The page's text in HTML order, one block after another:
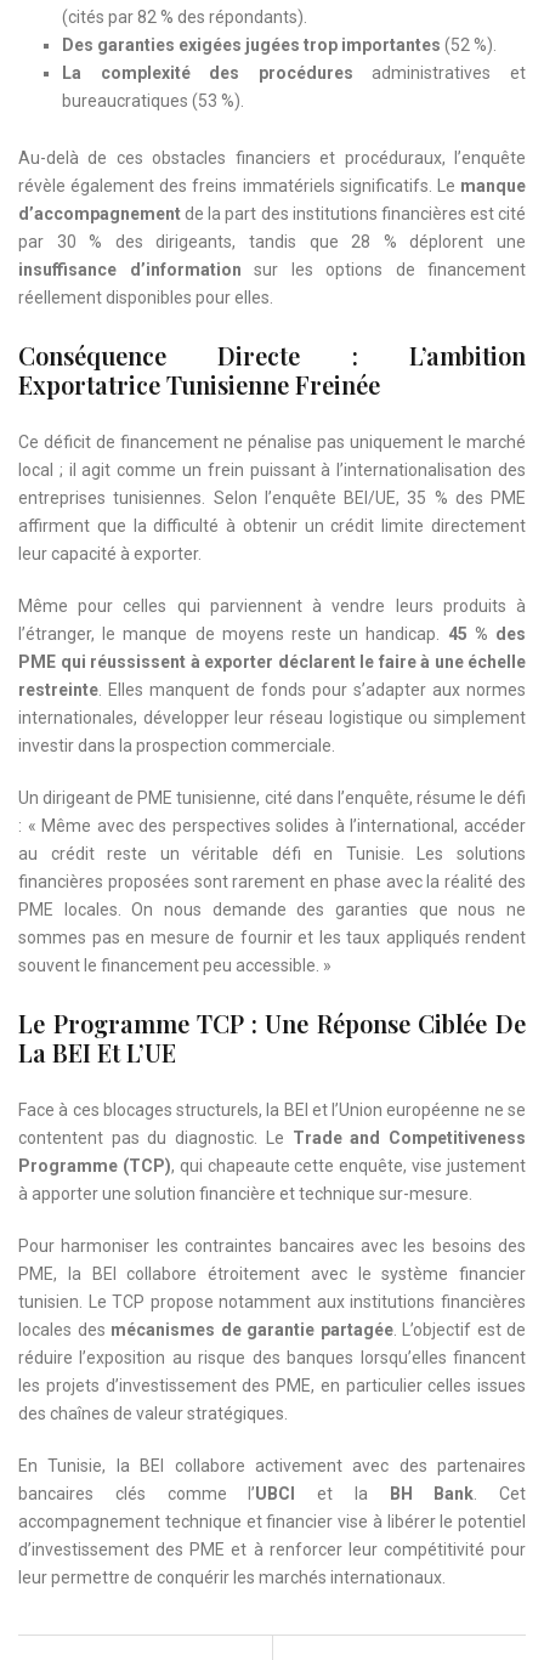
(cités par 82 % des répondants).
Des garanties exigées jugées trop importantes (52 %).
La complexité des procédures administratives et
bureaucratiques (53 %).
Au-delà de ces obstacles financiers et procéduraux, l’enquête
révèle également des freins immatériels significatifs. Le manque
d’accompagnement de la part des institutions financières est cité
par 30 % des dirigeants, tandis que 28 % déplorent une
insuffisance d’information sur les options de financement
réellement disponibles pour elles.
Conséquence Directe : L’ambition
Exportatrice Tunisienne Freinée
Ce déficit de financement ne pénalise pas uniquement le marché
local ; il agit comme un frein puissant à l’internationalisation des
entreprises tunisiennes. Selon l’enquête BEI/UE, 35 % des PME
affirment que la difficulté à obtenir un crédit limite directement
leur capacité à exporter.
Même pour celles qui parviennent à vendre leurs produits à
l’étranger, le manque de moyens reste un handicap. 45 % des
PME qui réussissent à exporter déclarent le faire à une échelle
restreinte . Elles manquent de fonds pour s’adapter aux normes
internationales, développer leur réseau logistique ou simplement
investir dans la prospection commerciale.
Un dirigeant de PME tunisienne, cité dans l’enquête, résume le défi
: « Même avec des perspectives solides à l’international, accéder
au crédit reste un véritable défi en Tunisie. Les solutions
financières proposées sont rarement en phase avec la réalité des
PME locales. On nous demande des garanties que nous ne
sommes pas en mesure de fournir et les taux appliqués rendent
souvent le financement peu accessible. »
Le Programme TCP : Une Réponse Ciblée De
La BEI Et L’UE
Face à ces blocages structurels, la BEI et l’Union européenne ne se
contentent pas du diagnostic. Le Trade and Competitiveness
Programme (TCP), qui chapeaute cette enquête, vise justement
à apporter une solution financière et technique sur-mesure.
Pour harmoniser les contraintes bancaires avec les besoins des
PME, la BEI collabore étroitement avec le système financier
tunisien. Le TCP propose notamment aux institutions financières
locales des mécanismes de garantie partagée. L’objectif est de
réduire l’exposition au risque des banques lorsqu’elles financent
les projets d’investissement des PME, en particulier celles issues
des chaînes de valeur stratégiques.
En Tunisie, la BEI collabore activement avec des partenaires
bancaires clés comme l’UBCI et la BH Bank . Cet
accompagnement technique et financier vise à libérer le potentiel
d’investissement des PME et à renforcer leur compétitivité pour
leur permettre de conquérir les marchés internationaux.